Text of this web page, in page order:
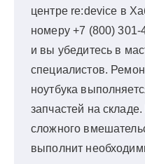
центре re:device в
номеру +7 (800) 301-
и вы убедитесь в
специалистов.
ноутбука
запчастей на
сложного
выполнит